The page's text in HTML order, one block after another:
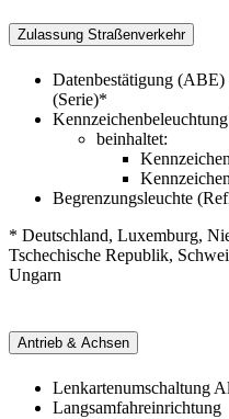
Zulassung Straßenverkehr
Datenbestätigung (ABE)
(Serie)*
beinhaltet:
Begrenzungsleuchte
* Deutschland, Luxemburg,
Tschechische Republik,
Ungarn
Antrieb & Achsen
Lenkartenumschaltung
Langsamfahreinrichtung